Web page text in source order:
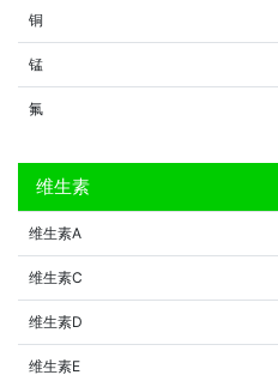
铜
锰
氟
维生素
维生素A
维生素C
维生素D
维生素E